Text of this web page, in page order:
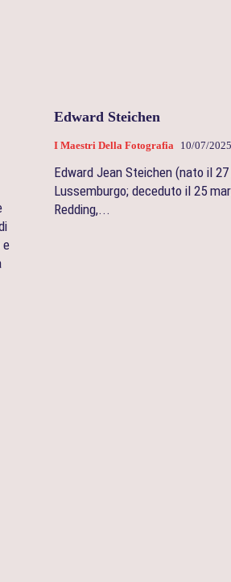
e
Edward Steichen
I Maestri Della Fotografia 10/07/2025
Edward Jean Steichen (nato il
Lussemburgo; deceduto il 25
Redding,...